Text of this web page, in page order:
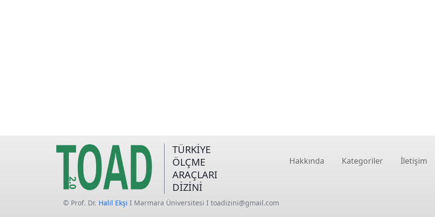
TÜRKİYE
ÖLÇME
ARAÇLARI
DİZİNİ
Hakkında Kategoriler İletişim
© Prof. Dr. Halil Ekşi I Marmara Üniversitesi I toadizini@gmail.com